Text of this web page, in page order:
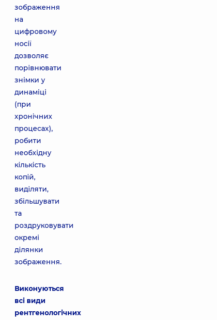
зображення
на
цифровому
носії
дозволяє
порівнювати
знімки у
динаміці
(при
хронічних
процесах),
робити
необхідну
кількість
копій,
виділяти,
збільшувати
та
роздруковувати
окремі
ділянки
зображення.
Виконуються
всі види
рентгенологічних